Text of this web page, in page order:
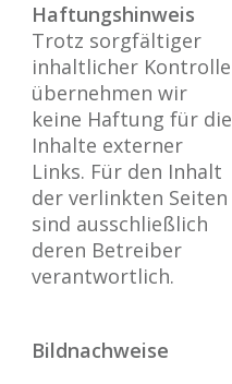
Haftungshinweis
Trotz sorgfältiger
inhaltlicher Kontrolle
übernehmen wir
keine Haftung für die
Inhalte externer
Links. Für den Inhalt
der verlinkten Seiten
sind ausschließlich
deren Betreiber
verantwortlich.
Bildnachweise